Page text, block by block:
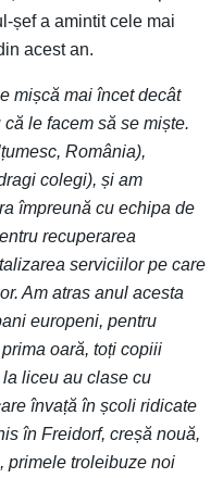
șef a amintit cele mai
acest an.
mișcă mai încet decât
le facem să se miște.
România),
colegi), și am
împreună cu echipa de
recuperarea
serviciilor pe care
Am atras anul acesta
europeni, pentru
oară, toți copiii
liceu au clase cu
învață în școli ridicate
în Freidorf, creșă nouă,
primele troleibuze noi